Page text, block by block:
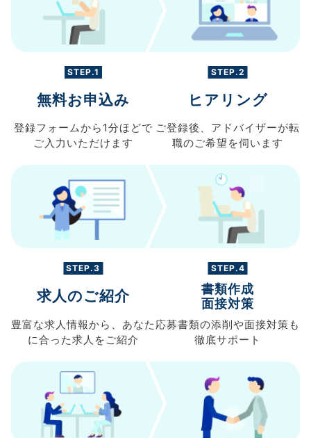
STEP.1
無料お申込み
登録フォームから 1分ほどで
ご入力 いただけます
STEP.2
ヒアリング
ご登録後、 アドバイザーが転
職のご希望を伺います
STEP.3
求人のご紹介
豊富な求人情報から、 あなた
に合った求人を ご紹介
STEP.4
書類作成
面接対策
応募書類の添削や面接対策も
徹底サポート